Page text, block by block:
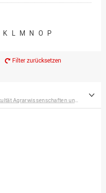
Professor*innen im
K L M N O P
Filter zurücksetzen
Fakultät Agrarwissenschaften und Landschaftsarchitektur